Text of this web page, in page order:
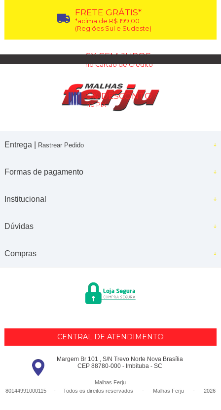
FRETE GRÁTIS*
*acima de R$ 199,00
(Regiões Sul e Sudeste)
6X SEM JUROS
no Cartão de Crédito
5% DESCONTO
no PIX
Entrega | Rastrear Pedido
Formas de pagamento
Institucional
Dúvidas
Compras
CENTRAL DE ATENDIMENTO
Margem Br 101 , S/N Trevo Norte Nova Brasília
CEP 88780-000 - Imbituba - SC
Malhas Ferju
80144991000115 - Todos os direitos reservados
- Malhas Ferju - 2026